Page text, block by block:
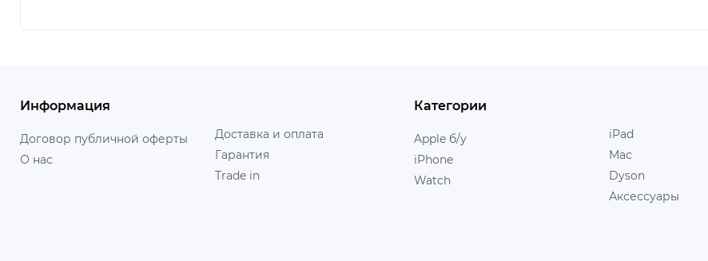
Информация
Договор публичной оферты
О нас
Доставка и оплата
Гарантия
Trade in
Категории
Apple б/у
iPhone
Watch
iPad
Mac
Dyson
Аксессуары